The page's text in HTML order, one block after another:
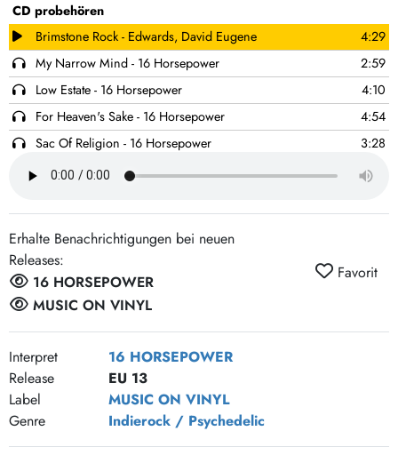
CD probehören
Brimstone Rock - Edwards, David Eugene
4:29
My Narrow Mind - 16 Horsepower
2:59
Low Estate - 16 Horsepower
4:10
For Heaven's Sake - 16 Horsepower
4:54
Sac Of Religion - 16 Horsepower
3:28
The Denver Grab - 16 Horsepower
5:03
Phyllis Ruth - 16 Horsepower
Black Lung - 16 Horsepower
2:26
Fire Spirit - 16 Horsepower
Golden Rope - 16 Horsepower
4:15
Hang My Teeth On Your Door - 16 Horsepower
Ditch Digger - 16 Horsepower
The Partisan - 16 Horsepower
Erhalte Benachrichtigungen bei neuen
Releases:
16 HORSEPOWER
MUSIC ON VINYL
Favorit
Interpret
16 HORSEPOWER
Release
EU 13
Label
MUSIC ON VINYL
Genre
Indierock / Psychedelic